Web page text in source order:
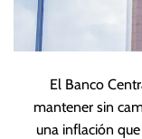
El Banco
mantener sin
una inflación